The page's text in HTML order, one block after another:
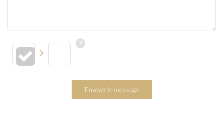
Envoyer le message